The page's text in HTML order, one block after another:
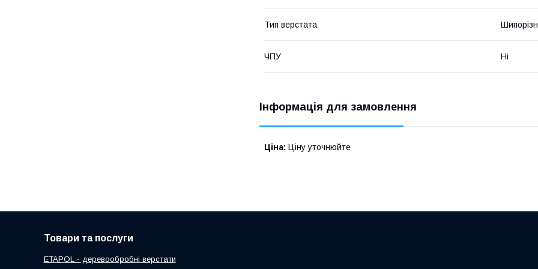
Тип верстата
ЧПУ Ні
Інформація для замовлення
Ціна: Ціну уточнюйте
Товари та послуги
ETAPOL - деревообробні верстати